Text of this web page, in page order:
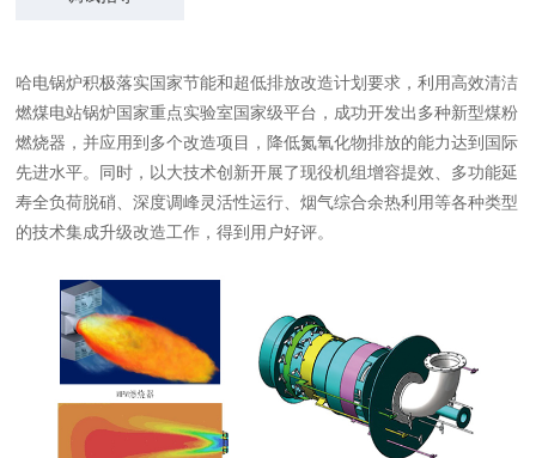
哈电锅炉积极落实国家节能和超低排放改造计划要求，利用高效清洁
燃煤电站锅炉国家重点实验室国家级平台，成功开发出多种新型煤粉
燃烧器，并应用到多个改造项目，降低氮氧化物排放的能力达到国际
先进水平。同时，以大技术创新开展了现役机组增容提效、多功能延
寿全负荷脱硝、深度调峰灵活性运行、烟气综合余热利用等各种类型
的技术集成升级改造工作，得到用户好评。